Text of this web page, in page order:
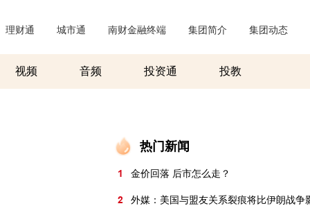
理财通 城市通 南财金融终端 集团简介 集团动态
视频 音频 投资通 投教
热门新闻
1 金价回落 后市怎么走？
2
外媒：美国与盟友关系裂痕将比伊朗战争